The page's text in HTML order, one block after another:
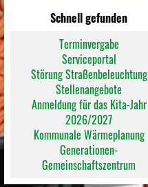
Schnell gefunden
Terminvergabe
Serviceportal
Störung Straßenbeleuchtung
Stellenangebote
Anmeldung für das Kita-Jahr
2026/2027
Kommunale Wärmeplanung
Generationen-
Gemeinschaftszentrum